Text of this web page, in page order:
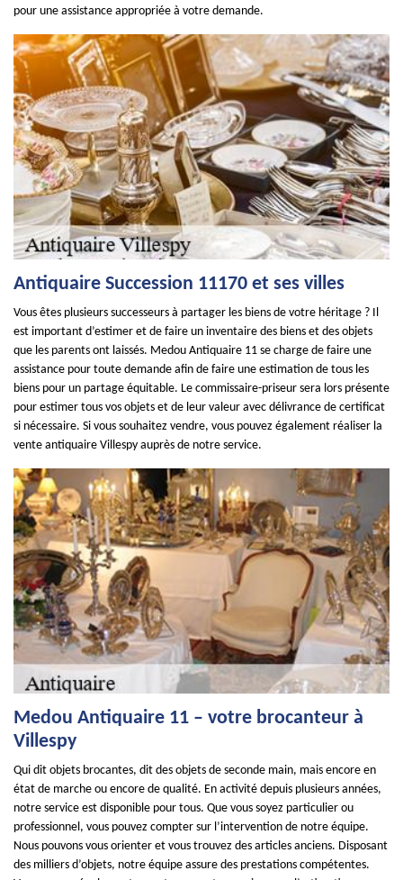
pour une assistance appropriée à votre demande.
Antiquaire Succession 11170 et ses villes
Vous êtes plusieurs successeurs à partager les biens de votre héritage ? Il
est important d’estimer et de faire un inventaire des biens et des objets
que les parents ont laissés. Medou Antiquaire 11 se charge de faire une
assistance pour toute demande afin de faire une estimation de tous les
biens pour un partage équitable. Le commissaire-priseur sera lors présente
pour estimer tous vos objets et de leur valeur avec délivrance de certificat
si nécessaire. Si vous souhaitez vendre, vous pouvez également réaliser la
vente antiquaire Villespy auprès de notre service.
Medou Antiquaire 11 – votre brocanteur à
Villespy
Qui dit objets brocantes, dit des objets de seconde main, mais encore en
état de marche ou encore de qualité. En activité depuis plusieurs années,
notre service est disponible pour tous. Que vous soyez particulier ou
professionnel, vous pouvez compter sur l’intervention de notre équipe.
Nous pouvons vous orienter et vous trouvez des articles anciens. Disposant
des milliers d’objets, notre équipe assure des prestations compétentes.